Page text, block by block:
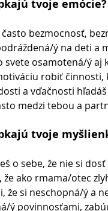
tvoje emócie?
bezmocnosť,
ý na deti a
svete osamotená/ý aj
robiť
a vďačnosti
medzi tebou a
tvoje
o sebe, že nie si
že ako rmama/otec
že si neschopná/ý a
ý povinnosťami,